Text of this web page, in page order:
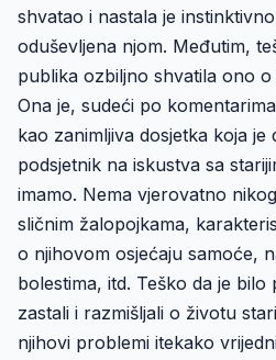
shvatao i nastala je
oduševljena njom. Međutim,
publika ozbiljno shvatila ono
Ona je, sudeći po
kao zanimljiva dosjetka koja je
podsjetnik na iskustva sa
imamo. Nema vjerovatno
sličnim žalopojkama,
o njihovom osjećaju samoće,
bolestima, itd. Teško da je
zastali i razmišljali o životu
njihovi problemi itekako